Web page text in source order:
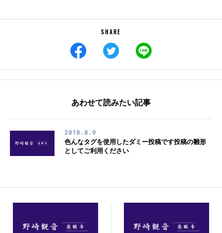
SHARE
あわせて読みたい記事
2018.8.9
色んなタグを使用したダミー投稿です投稿の雛形
としてご利用ください